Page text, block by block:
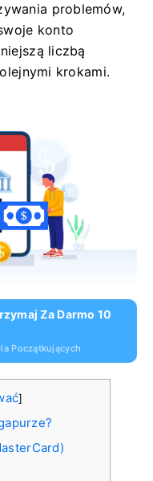
problemów,
konto
liczbą
krokami.
Za Darmo 10
Początkujących
]